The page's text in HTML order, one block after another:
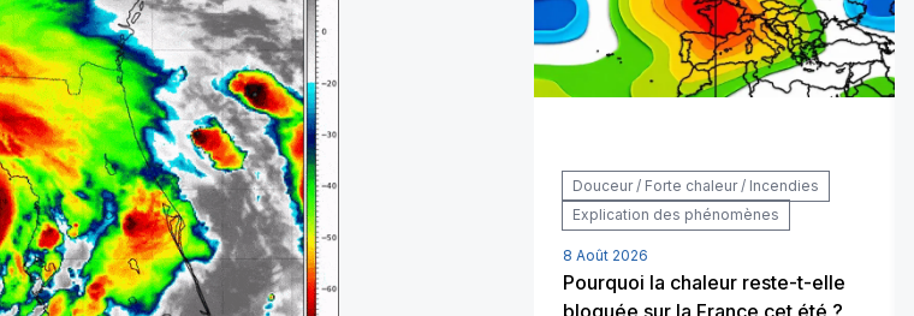
Douceur / Forte chaleur / Incendies
Explication des phénomènes
8 Août 2026
Pourquoi la chaleur reste-t-elle
bloquée sur la France cet été ?